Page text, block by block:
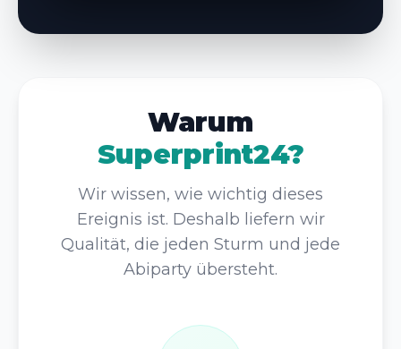
Warum
Superprint24?
Wir wissen, wie wichtig dieses
Ereignis ist. Deshalb liefern wir
Qualität, die jeden Sturm und jede
Abiparty übersteht.